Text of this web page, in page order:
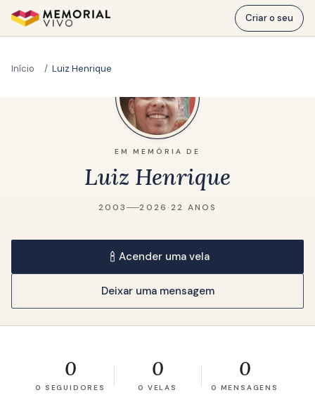
Ir para o conteúdo principal
Criar o seu
Início Luiz Henrique
EM MEMÓRIA DE
Luiz Henrique
2003 2026 ·22 ANOS
Acender uma vela
Deixar uma mensagem
0
0 SEGUIDORES
0
0 VELAS
0
0 MENSAGENS